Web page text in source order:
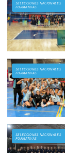
SELECCIONES NACIONALES
FORMATIVAS
SELECCIONES NACIONALES
FORMATIVAS
SELECCIONES NACIONALES
FORMATIVAS